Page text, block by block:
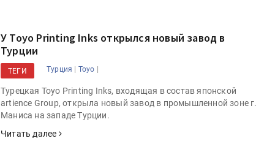
У Toyo Printing Inks открылся новый завод в
Турции
ТЕГИ Турция | Toyo |
Турецкая Toyo Printing Inks, входящая в состав японской
artience Group, открыла новый завод в промышленной зоне г.
Маниса на западе Турции.
Читать далее